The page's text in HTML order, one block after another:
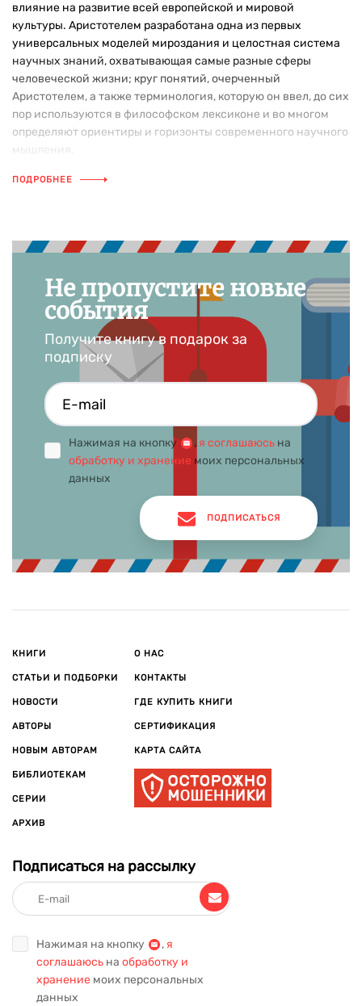
влияние на развитие всей европейской и мировой
культуры. Аристотелем разработана одна из первых
универсальных моделей мироздания и целостная система
научных знаний, охватывающая самые разные сферы
человеческой жизни; круг понятий, очерченный
Аристотелем, а также терминология, которую он ввел, до сих
пор используются в философском лексиконе и во многом
определяют ориентиры и горизонты современного научного
мышления.
ПОДРОБНЕЕ
Не пропустите новые
события
Получите книгу в подарок за
подписку
Нажимая на кнопку , я соглашаюсь на
обработку и хранение моих персональных
данных
ПОДПИСАТЬСЯ
КНИГИ
СТАТЬИ И ПОДБОРКИ
НОВОСТИ
АВТОРЫ
НОВЫМ АВТОРАМ
БИБЛИОТЕКАМ
СЕРИИ
АРХИВ
О НАС
КОНТАКТЫ
ГДЕ КУПИТЬ КНИГИ
СЕРТИФИКАЦИЯ
КАРТА САЙТА
Подписаться на рассылку
Нажимая на кнопку , я
соглашаюсь на обработку и
хранение моих персональных
данных